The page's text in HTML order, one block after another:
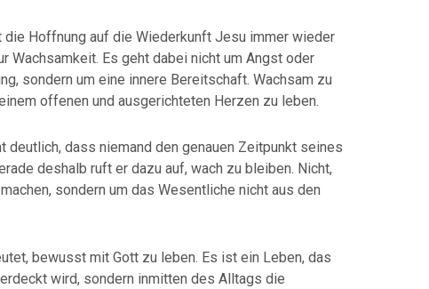
die Hoffnung auf die Wiederkunft Jesu immer wieder
Wachsamkeit. Es geht dabei nicht um Angst oder
sondern um eine innere Bereitschaft. Wachsam zu
offenen und ausgerichteten Herzen zu leben.
deutlich, dass niemand den genauen Zeitpunkt seines
deshalb ruft er dazu auf, wach zu bleiben. Nicht,
sondern um das Wesentliche nicht aus den
bewusst mit Gott zu leben. Es ist ein Leben, das
wird, sondern inmitten des Alltags die